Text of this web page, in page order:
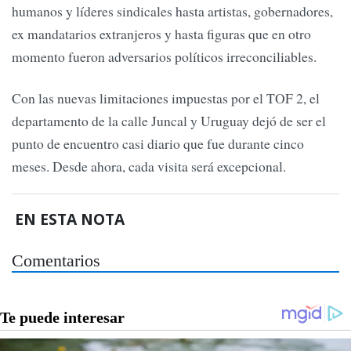
humanos y líderes sindicales hasta artistas, gobernadores,
ex mandatarios extranjeros y hasta figuras que en otro
momento fueron adversarios políticos irreconciliables.
Con las nuevas limitaciones impuestas por el TOF 2, el
departamento de la calle Juncal y Uruguay dejó de ser el
punto de encuentro casi diario que fue durante cinco
meses. Desde ahora, cada visita será excepcional.
EN ESTA NOTA
Comentarios